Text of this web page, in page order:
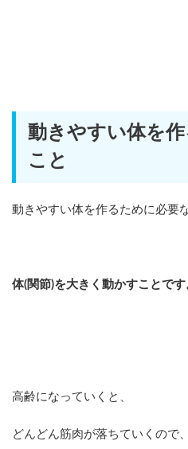
動きやすい体を
こと
動きやすい体を作るために必要
体(関節)を大きく動かすことです
高齢になっていくと、
どんどん筋肉が落ちていくので、